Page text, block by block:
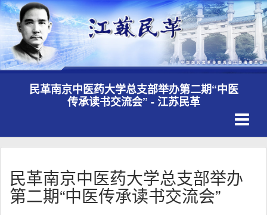
民革南京中医药大学总支部举办第二期“中医
传承读书交流会” - 江苏民革
民革南京中医药大学总支部举办
第二期“中医传承读书交流会”